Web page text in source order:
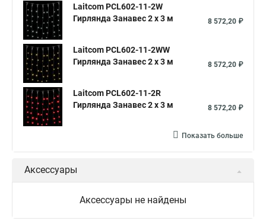
Laitcom PCL602-11-2W
Гирлянда Занавес 2 x 3 м
8 572,20 ₽
Laitcom PCL602-11-2WW
Гирлянда Занавес 2 x 3 м
8 572,20 ₽
Laitcom PCL602-11-2R
Гирлянда Занавес 2 x 3 м
8 572,20 ₽
Показать больше
Аксессуары
Аксессуары не найдены